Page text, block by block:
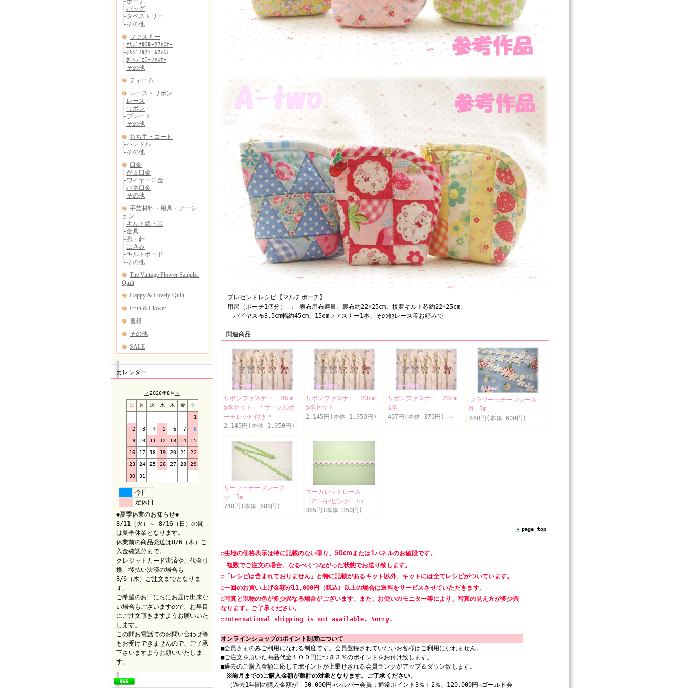
カレンダー
＜2026年8月 ＞
日 月 火 水 木 金 土
1
2 3 4 5 6 7 8
9 10 11 12 13 14 15
16 17 18 19 20 21 22
23 24 25 26 27 28 29
30 31
今日
定休日
◆夏季休業のお知らせ◆
8/11（火）～ 8/16（日）の間
は夏季休業となります。
休業前の商品発送は8/6（木）ご
入金確認分まで。
クレジットカード決済や、代金引
換、後払い決済の場合も
8/6（木）ご注文までとなりま
す。
ご希望のお日にちにお届け出来な
い場合もございますので、お早目
にご注文頂きますようお願いいた
します。
この間お電話でのお問い合わせ等
もお受けできませんので、ご了承
下さいますようお願いいたしま
す。
プレゼントレシピ【マルチポーチ】
用尺（ポーチ1個分） ： 表布用布適量、裏布約22×25cm、接着キルト芯約22×25cm、
バイヤス布3.5cm幅約45cm、15cmファスナー1本、その他レース等お好みで
関連商品
リボンファスナー 10cm
5本セット ＊サークルポ
ーチレシピ付き＊
2,145円(本体 1,950円)
リボンファスナー 20cm
5本セット
2,145円(本体 1,950円)
リボンファスナー 20cm
1本
407円(本体 370円)
～
フラワーモチーフレース
M 1m
660円(本体 600円)
リーフモチーフレース
小 1m
748円(本体 680円)
マーガレットレース
（2）白×ピンク 1m
385円(本体 350円)
page top
○生地の価格表示は特に記載のない限り、 50cmまたは1パネルのお値段です。
複数でご注文の場合、なるべくつながった状態でお送り致します。
○「レシピは含まれておりません」と特に記載があるキット以外、キットには全てレシピがついています。
○一回のお買い上げ金額が11,000円（税込）以上の場合は送料をサービスさせていただきます。
○写真と現物の色が多少異なる場合がございます。また、お使いのモニター等により、写真の見え方が多少異
なります。ご了承ください。
○International shipping is not available. Sorry.
オンラインショップのポイント制度について
■会員さまのみご利用になれる制度です。会員登録されていないお客様はご利用になれません。
■ご注文を頂いた商品代金１００円につき３％のポイントをお付け致します。
■過去のご購入金額に応じてポイントが上乗せされる会員ランクがアップ＆ダウン致します。
※前月までのご購入金額が集計の対象となります。ご了承ください。
（過去1年間の購入金額が 50,000円→シルバー会員：通常ポイント3％＋2％、120,000円→ゴールド会